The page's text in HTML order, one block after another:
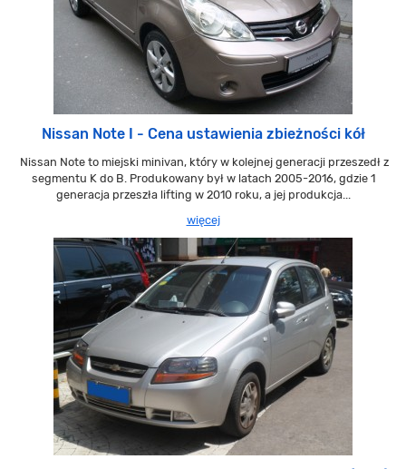
Nissan Note I - Cena ustawienia zbieżności kół
Nissan Note to miejski minivan, który w kolejnej generacji przeszedł z
segmentu K do B. Produkowany był w latach 2005-2016, gdzie 1
generacja przeszła lifting w 2010 roku, a jej produkcja...
więcej